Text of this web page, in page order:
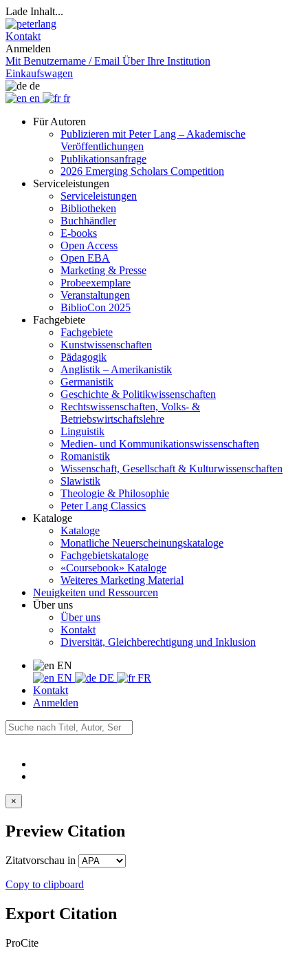
Lade Inhalt...
Kontakt
Anmelden
Mit Benutzername / Email Über Ihre Institution
Einkaufswagen
de
en
fr
Für Autoren
Publizieren mit Peter Lang – Akademische
Veröffentlichungen
Publikationsanfrage
2026 Emerging Scholars Competition
Serviceleistungen
Serviceleistungen
Bibliotheken
Buchhändler
E-books
Open Access
Open EBA
Marketing & Presse
Probeexemplare
Veranstaltungen
BiblioCon 2025
Fachgebiete
Fachgebiete
Kunstwissenschaften
Pädagogik
Anglistik – Amerikanistik
Germanistik
Geschichte & Politikwissenschaften
Rechtswissenschaften, Volks- &
Betriebswirtschaftslehre
Linguistik
Medien- und Kommunikationswissenschaften
Romanistik
Wissenschaft, Gesellschaft & Kulturwissenschaften
Slawistik
Theologie & Philosophie
Peter Lang Classics
Kataloge
Kataloge
Monatliche Neuerscheinungskataloge
Fachgebietskataloge
«Coursebook» Kataloge
Weiteres Marketing Material
Neuigkeiten und Ressourcen
Über uns
Über uns
Kontakt
Diversität, Gleichberechtigung und Inklusion
EN
EN
DE
FR
Kontakt
Anmelden
×
Preview Citation
Zitatvorschau in
Copy to clipboard
Export Citation
ProCite